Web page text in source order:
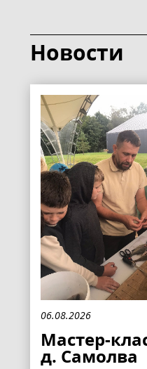
Новости
06.08.2026
Мастер-
д. Самолва